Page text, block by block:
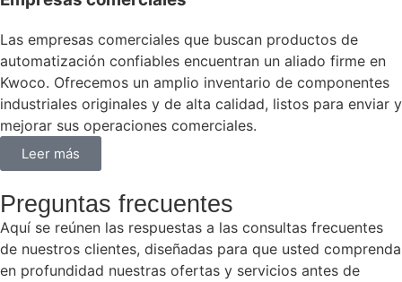
Las empresas comerciales que buscan productos de
automatización confiables encuentran un aliado firme en
Kwoco. Ofrecemos un amplio inventario de componentes
industriales originales y de alta calidad, listos para enviar y
mejorar sus operaciones comerciales.
Leer más
Preguntas frecuentes
Aquí se reúnen las respuestas a las consultas frecuentes
de nuestros clientes, diseñadas para que usted comprenda
en profundidad nuestras ofertas y servicios antes de